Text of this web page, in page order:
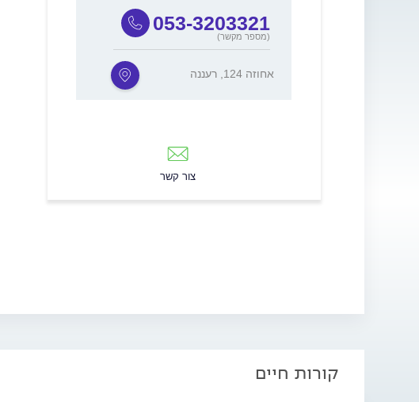
053-3203321
(מספר מקשר)
אחוזה 124, רעננה
צור קשר
קורות חיים